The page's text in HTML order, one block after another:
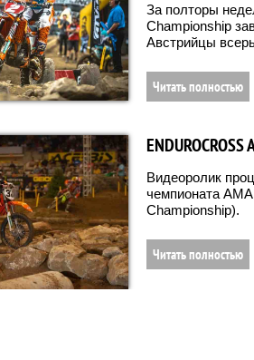
За полторы
Championship
Австрийцы
Читать полностью
Видеоролик
чемпионата
Championship).
Читать полностью